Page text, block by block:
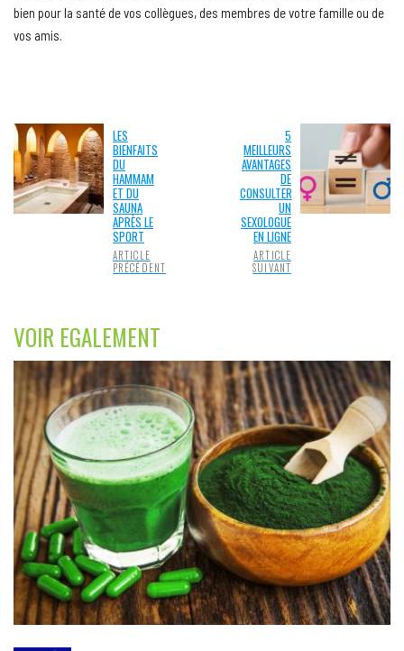
bien pour la santé de vos collègues, des membres de votre famille ou de
vos amis.
LES
BIENFAITS
DU
HAMMAM
ET DU
SAUNA
APRÈS LE
SPORT
ARTICLE
PRÉCÉDENT
5
MEILLEURS
AVANTAGES
DE
CONSULTER
UN
SEXOLOGUE
EN LIGNE
ARTICLE
SUIVANT
VOIR EGALEMENT